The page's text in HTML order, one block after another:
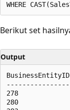
Berikut set
Output
278
280